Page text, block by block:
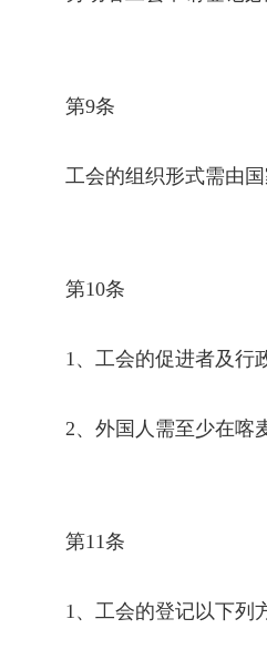
第9条
工会的组织形式需由国
第10条
1、工会的促进者及行
2、外国人需至少在喀
第11条
1、工会的登记以下列